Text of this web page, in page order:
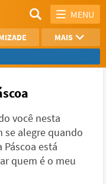
MENU
MAIS
VER TODAS
você nesta
se alegre quando
está
quem é o meu